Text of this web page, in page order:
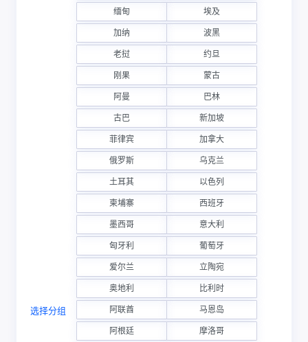
选择分组
缅甸 埃及
加纳 波黑
老挝 约旦
刚果 蒙古
阿曼 巴林
古巴 新加坡
菲律宾 加拿大
俄罗斯 乌克兰
土耳其 以色列
柬埔寨 西班牙
墨西哥 意大利
匈牙利 葡萄牙
爱尔兰 立陶宛
奥地利 比利时
阿联酋 马恩岛
阿根廷 摩洛哥